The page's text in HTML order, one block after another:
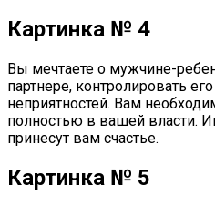
Картинка № 4
Вы мечтаете о мужчине-
партнере, контролировать
неприятностей. Вам
полностью в вашей власти.
принесут вам счастье.
Картинка № 5